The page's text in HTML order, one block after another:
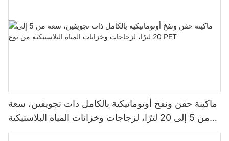
ماكينة حقن ونفخ أوتوماتيكية بالكامل ذات تجويفين، سعة
من 5 إلى 20 لترًا، لزجاجات وخزانات المياه البلاستيكية
من نوع PET